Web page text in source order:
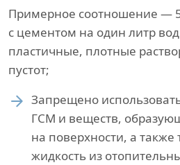
Примерное соотношение — 5
с цементом на один литр
пластичные, плотные
пустот;
Запрещено
ГСМ и веществ,
на поверхности, а также
жидкость из